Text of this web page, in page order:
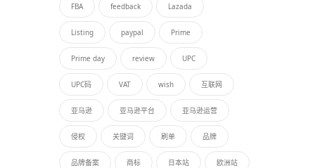
FBA feedback Lazada
Listing paypal Prime
Prime day review UPC
UPC码 VAT wish 互联网
亚马逊 亚马逊平台 亚马逊运营
侵权 关键词 刷单 品牌
品牌备案 商标 日本站 欧洲站